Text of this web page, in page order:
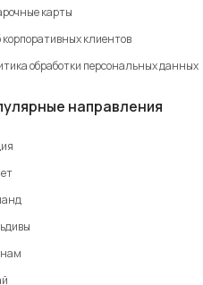
карты
корпоративных клиентов
обработки персональных данных
направления